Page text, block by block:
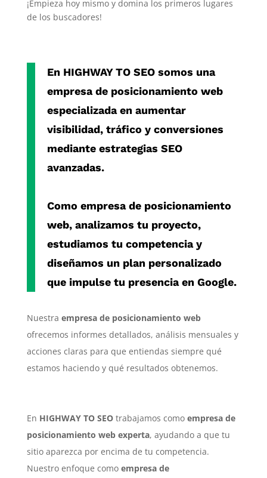
¡Empieza hoy mismo y domina los primeros lugares
de los buscadores!
En HIGHWAY TO SEOsomos una
empresa de posicionamiento web
especializada en aumentar
visibilidad, tráfico y conversiones
mediante estrategias SEO
avanzadas.
Como empresa de posicionamiento
web, analizamos tu proyecto,
estudiamos tu competencia y
diseñamos un plan personalizado
que impulse tu presencia en Google.
Nuestra empresa de posicionamiento web
ofrecemos informes detallados, análisis mensuales y
acciones claras para que entiendas siempre qué
estamos haciendo y qué resultados obtenemos.
En HIGHWAY TO SEOtrabajamos como empresa de
posicionamiento web experta, ayudando a que tu
sitio aparezca por encima de tu competencia.
Nuestro enfoque como empresa de